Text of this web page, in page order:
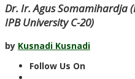
Dr. Ir. Agus Somamihardja
IPB University C-20)
by Kusnadi Kusnadi
Follow Us On